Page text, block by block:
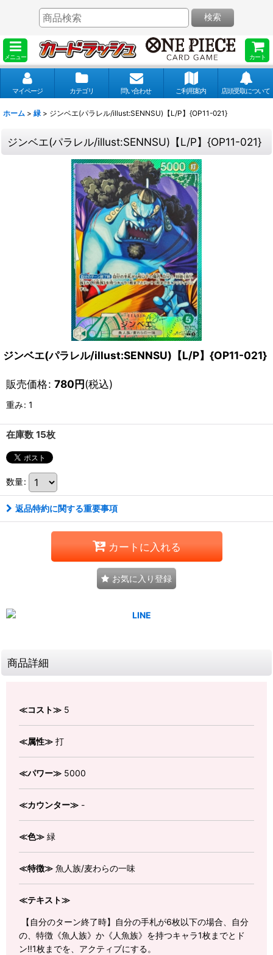
メニュー カート
検索
マイページ カテゴリ 問い合わせ ご利用案内 店頭受取について
ホーム > 緑 > ジンベエ(パラレル/illust:SENNSU)【L/P】{OP11-021}
ジンベエ(パラレル/illust:SENNSU)【L/P】{OP11-021}
ジンベエ(パラレル/illust:SENNSU)【L/P】{OP11-021}
販売価格: 780円(税込)
重み: 1
在庫数 15枚
数量:
返品特約に関する重要事項
カートに入れる
お気に入り登録
商品詳細
≪コスト≫ 5
≪属性≫ 打
≪パワー≫ 5000
≪カウンター≫ -
≪色≫ 緑
≪特徴≫ 魚人族/麦わらの一味
≪テキスト≫
【自分のターン終了時】自分の手札が6枚以下の場合、自分
の、特徴《魚人族》か《人魚族》を持つキャラ1枚までとド
ン!!1枚までを、アクティブにする。